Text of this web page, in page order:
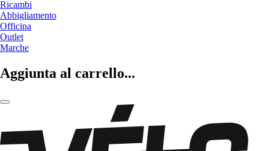
Ricambi
Abbigliamento
Officina
Outlet
Marche
Aggiunta al carrello...